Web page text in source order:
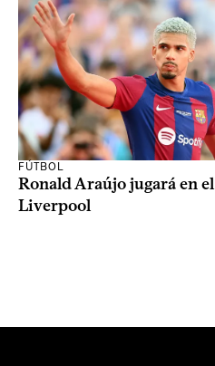
FÚTBOL
Ronald Araújo jugará en el
Liverpool